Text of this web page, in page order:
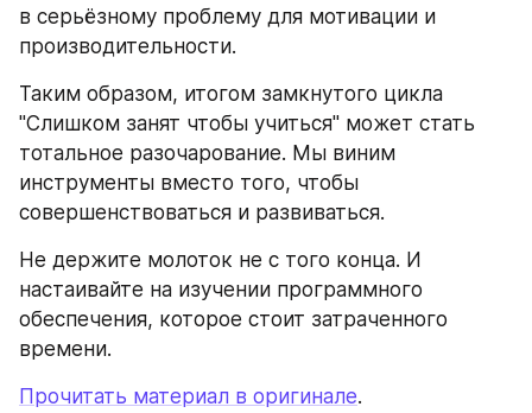
в серьёзному проблему для мотивации и
производительности.
Таким образом, итогом замкнутого цикла
"Слишком занят чтобы учиться" может стать
тотальное разочарование. Мы виним
инструменты вместо того, чтобы
совершенствоваться и развиваться.
Не держите молоток не с того конца. И
настаивайте на изучении программного
обеспечения, которое стоит затраченного
времени.
Прочитать материал в оригинале.